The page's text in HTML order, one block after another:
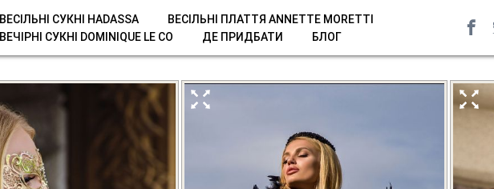
ВЕСІЛЬНІ СУКНІ HADASSA
ВЕСІЛЬНІ ПЛАТТЯ ANNETTE MORETTI
ВЕЧІРНІ СУКНІ DOMINIQUE LE CO
ДЕ ПРИДБАТИ БЛОГ